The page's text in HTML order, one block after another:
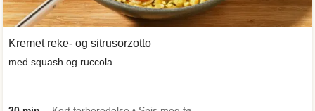
Kremet reke- og sitrusorzotto
med squash og ruccola